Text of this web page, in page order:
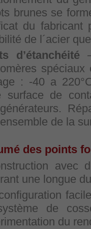
brunes se
du fabricant
de l´acier
d’étanchéité
: -40 a
surface de
de la
des points
avec
une longue
de
du